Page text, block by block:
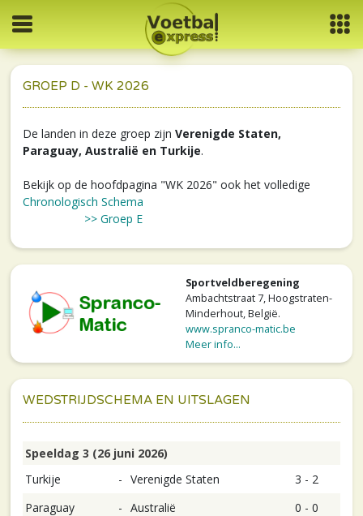
GROEP D - WK 2026
De landen in deze groep zijn Verenigde Staten,
Paraguay, Australië en Turkije.
Bekijk op de hoofdpagina "WK 2026" ook het volledige
Chronologisch Schema
>> Groep E
Sportveldberegening
Ambachtstraat 7, Hoogstraten-
Minderhout, België.
www.spranco-matic.be
Meer info...
WEDSTRIJDSCHEMA EN UITSLAGEN
Speeldag 3 (26 juni 2026)
Turkije
- Verenigde Staten
3 - 2
Paraguay
- Australië 0 - 0